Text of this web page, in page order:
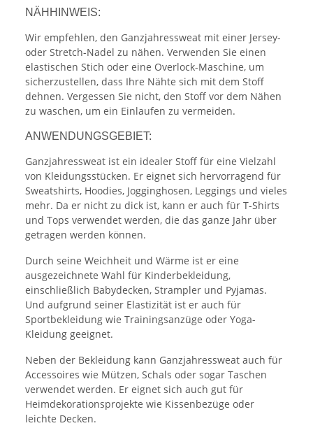
NÄHHINWEIS:
Wir empfehlen, den Ganzjahressweat mit einer Jersey-
oder Stretch-Nadel zu nähen. Verwenden Sie einen
elastischen Stich oder eine Overlock-Maschine, um
sicherzustellen, dass Ihre Nähte sich mit dem Stoff
dehnen. Vergessen Sie nicht, den Stoff vor dem Nähen
zu waschen, um ein Einlaufen zu vermeiden.
ANWENDUNGSGEBIET:
Ganzjahressweat ist ein idealer Stoff für eine Vielzahl
von Kleidungsstücken. Er eignet sich hervorragend für
Sweatshirts, Hoodies, Jogginghosen, Leggings und vieles
mehr. Da er nicht zu dick ist, kann er auch für T-Shirts
und Tops verwendet werden, die das ganze Jahr über
getragen werden können.
Durch seine Weichheit und Wärme ist er eine
ausgezeichnete Wahl für Kinderbekleidung,
einschließlich Babydecken, Strampler und Pyjamas.
Und aufgrund seiner Elastizität ist er auch für
Sportbekleidung wie Trainingsanzüge oder Yoga-
Kleidung geeignet.
Neben der Bekleidung kann Ganzjahressweat auch für
Accessoires wie Mützen, Schals oder sogar Taschen
verwendet werden. Er eignet sich auch gut für
Heimdekorationsprojekte wie Kissenbezüge oder
leichte Decken.